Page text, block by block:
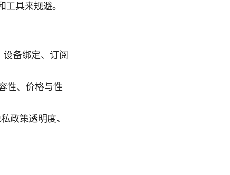
具来规避。
备绑定、订阅
性、价格与性
政策透明度、